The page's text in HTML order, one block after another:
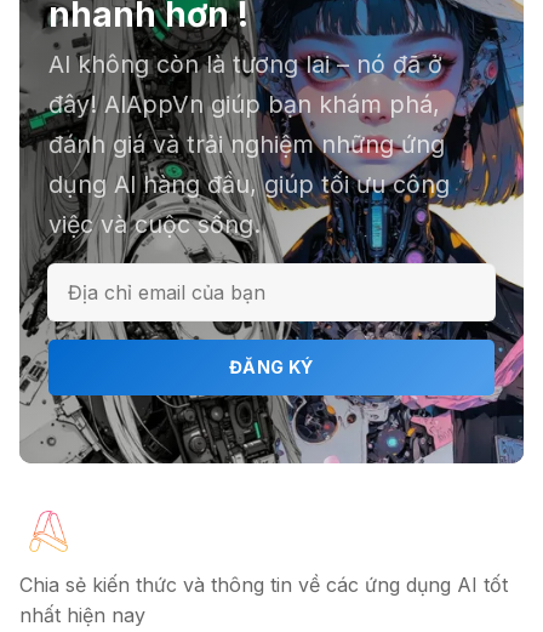
📕 Kimi AI - Ứng dụng tóm tắt hàng
chục file dữ liệu
ℹ️ Napkin AI - Biến văn bản thành
infographic
🎗️ Logomaster.ai: Thiết kế logo
chuyên nghiệp trong 5 phút
nhanh hơn !
AI không còn là tương lai – nó đã ở
đây! AIAppVn giúp bạn khám phá,
đánh giá và trải nghiệm những ứng
dụng AI hàng đầu, giúp tối ưu công
việc và cuộc sống.
ĐĂNG KÝ
Chia sẻ kiến thức và thông tin về các ứng dụng AI tốt
nhất hiện nay